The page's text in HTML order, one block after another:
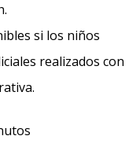
si los niños
realizados con